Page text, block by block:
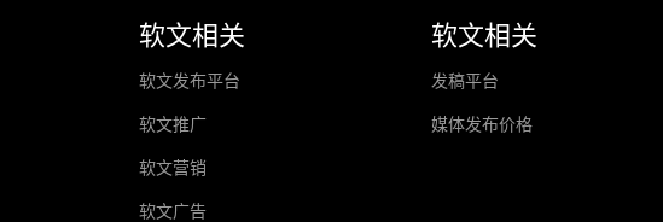
软文相关
软文发布平台
软文推广
软文营销
软文广告
软文相关
发稿平台
媒体发布价格